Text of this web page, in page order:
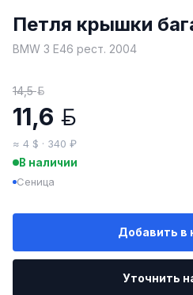
Петля крышки
BMW 3 E46 рест. 2004
14,5
11,6
≈ 4 $ · 340 ₽
В наличии
Сеница
Добавить в
Уточнить